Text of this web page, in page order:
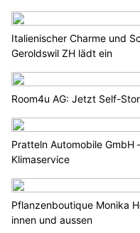
Italienischer Charme und
Geroldswil ZH lädt ein
Room4u AG: Jetzt Self-
Pratteln Automobile GmbH
Klimaservice
Pflanzenboutique Monika
innen und aussen